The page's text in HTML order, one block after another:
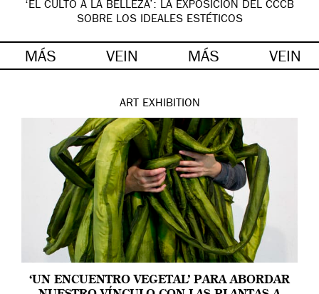
‘EL CULTO A LA BELLEZA’: LA EXPOSICIÓN DEL CCCB
SOBRE LOS IDEALES ESTÉTICOS
MÁS VEIN MÁS VEIN
ART EXHIBITION
‘UN ENCUENTRO VEGETAL’ PARA ABORDAR